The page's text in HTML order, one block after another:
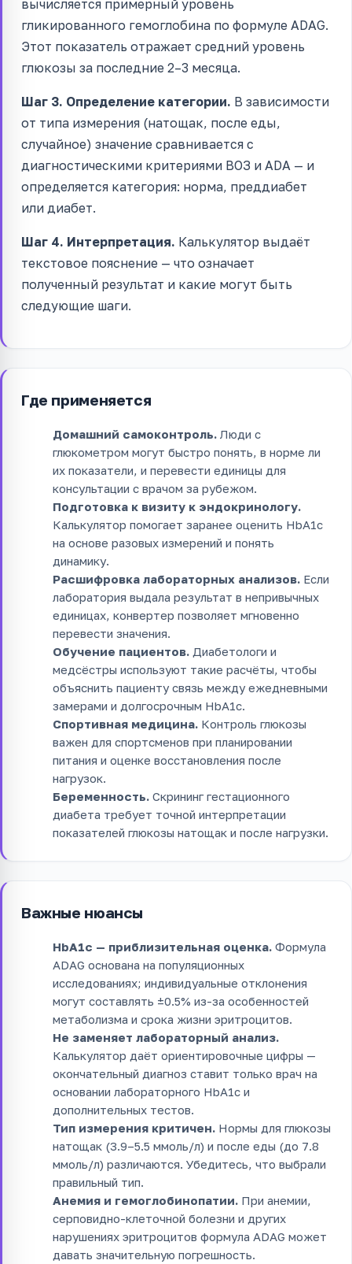
вычисляется примерный уровень
гликированного гемоглобина по формуле ADAG.
Этот показатель отражает средний уровень
глюкозы за последние 2–3 месяца.
Шаг 3. Определение категории. В зависимости
от типа измерения (натощак, после еды,
случайное) значение сравнивается с
диагностическими критериями ВОЗ и ADA — и
определяется категория: норма, преддиабет
или диабет.
Шаг 4. Интерпретация. Калькулятор выдаёт
текстовое пояснение — что означает
полученный результат и какие могут быть
следующие шаги.
Где применяется
Домашний самоконтроль. Люди с
глюкометром могут быстро понять, в норме ли
их показатели, и перевести единицы для
консультации с врачом за рубежом.
Подготовка к визиту к эндокринологу.
Калькулятор помогает заранее оценить HbA1c
на основе разовых измерений и понять
динамику.
Расшифровка лабораторных анализов. Если
лаборатория выдала результат в непривычных
единицах, конвертер позволяет мгновенно
перевести значения.
Обучение пациентов. Диабетологи и
медсёстры используют такие расчёты, чтобы
объяснить пациенту связь между ежедневными
замерами и долгосрочным HbA1c.
Спортивная медицина. Контроль глюкозы
важен для спортсменов при планировании
питания и оценке восстановления после
нагрузок.
Беременность. Скрининг гестационного
диабета требует точной интерпретации
показателей глюкозы натощак и после нагрузки.
Важные нюансы
HbA1c — приблизительная оценка. Формула
ADAG основана на популяционных
исследованиях; индивидуальные отклонения
могут составлять ±0.5% из-за особенностей
метаболизма и срока жизни эритроцитов.
Не заменяет лабораторный анализ.
Калькулятор даёт ориентировочные цифры —
окончательный диагноз ставит только врач на
основании лабораторного HbA1c и
дополнительных тестов.
Тип измерения критичен. Нормы для глюкозы
натощак (3.9–5.5 ммоль/л) и после еды (до 7.8
ммоль/л) различаются. Убедитесь, что выбрали
правильный тип.
Анемия и гемоглобинопатии. При анемии,
серповидно-клеточной болезни и других
нарушениях эритроцитов формула ADAG может
давать значительную погрешность.